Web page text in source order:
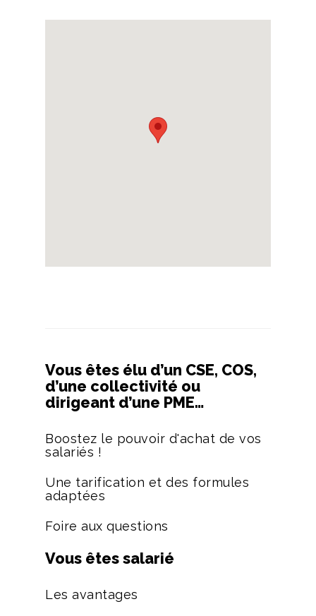
Vous êtes élu d’un CSE, COS,
d’une collectivité ou
dirigeant d’une PME…
Boostez le pouvoir d'achat de vos
salariés !
Une tarification et des formules
adaptées
Foire aux questions
Vous êtes salarié
Les avantages